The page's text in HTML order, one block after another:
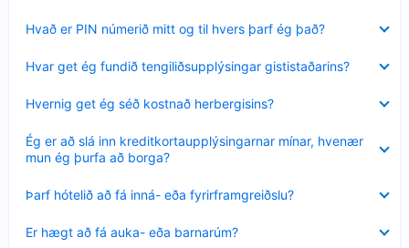
Hvað er PIN númerið mitt og til hvers þarf ég það?
sýnt
Hvar get ég fundið tengiliðsupplýsingar gististaðarins?
sýnt
Hvernig get ég séð kostnað herbergisins?
sýnt
Ég er að slá inn kreditkortaupplýsingarnar mínar, hvenær
mun ég þurfa að borga?
Minna
sýnt
Þarf hótelið að fá inná- eða fyrirframgreiðslu?
sýnt
Er hægt að fá auka- eða barnarúm?
sýnt